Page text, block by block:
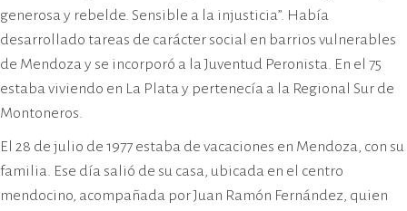
generosa y rebelde. Sensible a la injusticia”. Había
desarrollado tareas de carácter social en barrios vulnerables
de Mendoza y se incorporó a la Juventud Peronista. En el 75
estaba viviendo en La Plata y pertenecía a la Regional Sur de
Montoneros.
El 28 de julio de 1977 estaba de vacaciones en Mendoza, con su
familia. Ese día salió de su casa, ubicada en el centro
mendocino, acompañada por Juan Ramón Fernández, quien